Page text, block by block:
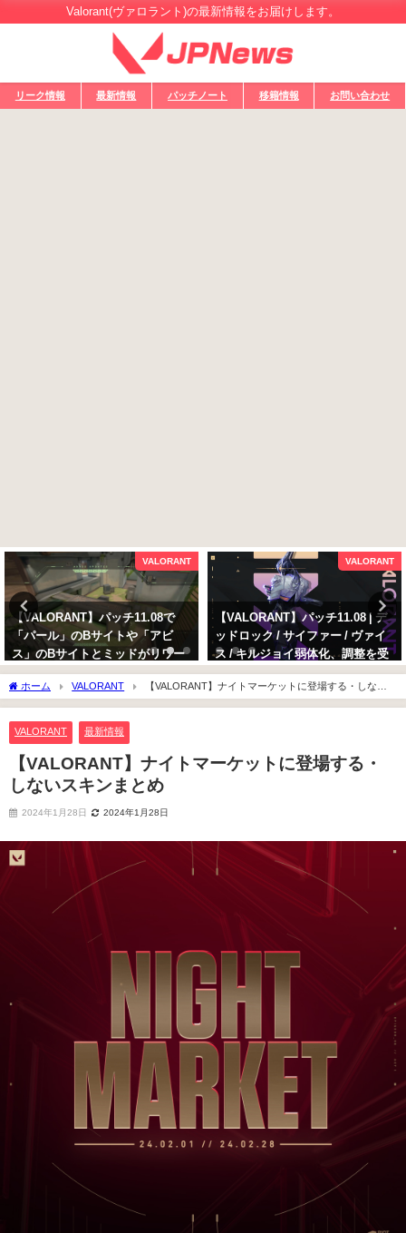
Valorant(ヴァロラント)の最新情報をお届けします。
リーク情報 最新情報 パッチノート 移籍情報 お問い合わせ
VALORANT
【VALORANT】パッチ11.08で
「パール」のBサイトや「アビ
ス」のBサイトとミッドがリワー
ク
VALORANT
【VALORANT】パッチ11.08 | デ
ッドロック / サイファー / ヴァイ
ス / キルジョイ弱体化、調整を受
けるセンチネルの変更点まとめ
ホーム VALORANT
【VALORANT】ナイトマーケットに登場する・しない
スキンまとめ
VALORANT 最新情報
【VALORANT】ナイトマーケットに登場する・
しないスキンまとめ
2024年1月28日 2024年1月28日